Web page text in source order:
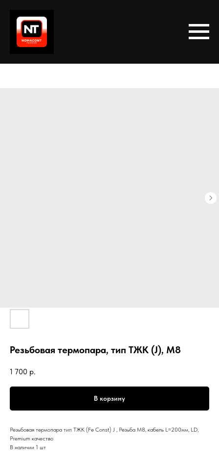
Резьбовая термопара, тип ТЖК (J), М8
1 700 р.
В корзину
Резьбовая термопара тип ТЖК (Fe Const) J , Резьба М8, кабель L=200мм, LD,
Premium качество
В наличии 1 шт